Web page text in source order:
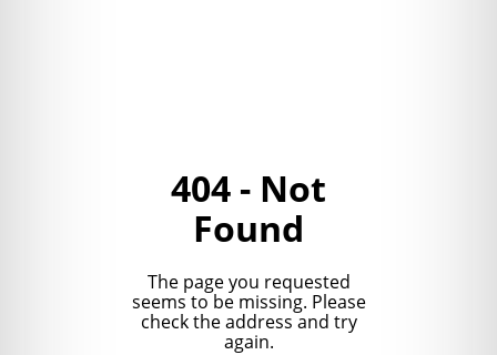
404 - Not
Found
The page you requested
seems to be missing. Please
check the address and try
again.